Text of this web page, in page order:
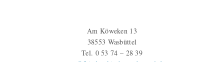
Am Köweken 13
38553 Wasbüttel
Tel. 0 53 74 – 28 39